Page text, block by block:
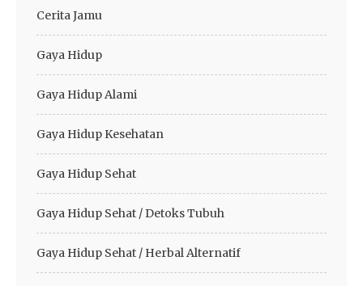
Cerita Jamu
Gaya Hidup
Gaya Hidup Alami
Gaya Hidup Kesehatan
Gaya Hidup Sehat
Gaya Hidup Sehat / Detoks Tubuh
Gaya Hidup Sehat / Herbal Alternatif